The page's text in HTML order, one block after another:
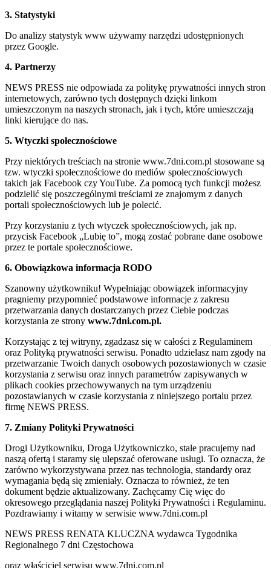
3. Statystyki
Do analizy statystyk www używamy narzędzi udostępnionych
przez Google.
4. Partnerzy
NEWS PRESS nie odpowiada za politykę prywatności innych stron
internetowych, zarówno tych dostępnych dzięki linkom
umieszczonym na naszych stronach, jak i tych, które umieszczają
linki kierujące do nas.
5. Wtyczki społecznościowe
Przy niektórych treściach na stronie www.7dni.com.pl stosowane są
tzw. wtyczki społecznościowe do mediów społecznościowych
takich jak Facebook czy YouTube. Za pomocą tych funkcji możesz
podzielić się poszczególnymi treściami ze znajomym z danych
portali społecznościowych lub je polecić.
Przy korzystaniu z tych wtyczek społecznościowych, jak np.
przycisk Facebook „Lubię to”, mogą zostać pobrane dane osobowe
przez te portale społecznościowe.
6. Obowiązkowa informacja RODO
Szanowny użytkowniku! Wypełniając obowiązek informacyjny
pragniemy przypomnieć podstawowe informacje z zakresu
przetwarzania danych dostarczanych przez Ciebie podczas
korzystania ze strony www.7dni.com.pl.
Korzystając z tej witryny, zgadzasz się w całości z Regulaminem
oraz Polityką prywatności serwisu. Ponadto udzielasz nam zgody na
przetwarzanie Twoich danych osobowych pozostawionych w czasie
korzystania z serwisu oraz innych parametrów zapisywanych w
plikach cookies przechowywanych na tym urządzeniu
pozostawianych w czasie korzystania z niniejszego portalu przez
firmę NEWS PRESS.
7. Zmiany Polityki Prywatności
Drogi Użytkowniku, Droga Użytkowniczko, stale pracujemy nad
naszą ofertą i staramy się ulepszać oferowane usługi. To oznacza, że
zarówno wykorzystywana przez nas technologia, standardy oraz
wymagania będą się zmieniały. Oznacza to również, że ten
dokument będzie aktualizowany. Zachęcamy Cię więc do
okresowego przeglądania naszej Polityki Prywatności i Regulaminu.
Pozdrawiamy i witamy w serwisie www.7dni.com.pl
NEWS PRESS RENATA KLUCZNA wydawca Tygodnika
Regionalnego 7 dni Częstochowa
oraz właściciel serwisu www.7dni.com.pl